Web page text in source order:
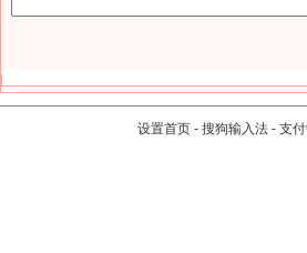
设置首页 - 搜狗输入法 - 支